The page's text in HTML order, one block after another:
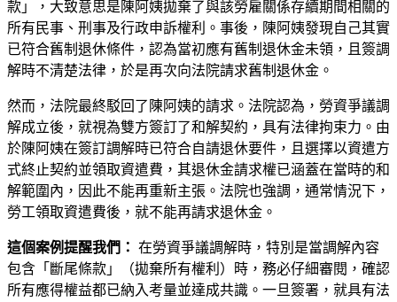
款」，大致意思是陳阿姨拋棄了與該勞雇關係存續期間相關的
所有民事、刑事及行政申訴權利。事後，陳阿姨發現自己其實
已符合舊制退休條件，認為當初應有舊制退休金未領，且簽調
解時不清楚法律，於是再次向法院請求舊制退休金。
然而，法院最終駁回了陳阿姨的請求。法院認為，勞資爭議調
解成立後，就視為雙方簽訂了和解契約，具有法律拘束力。由
於陳阿姨在簽訂調解時已符合自請退休要件，且選擇以資遣方
式終止契約並領取資遣費，其退休金請求權已涵蓋在當時的和
解範圍內，因此不能再重新主張。法院也強調，通常情況下，
勞工領取資遣費後，就不能再請求退休金。
這個案例提醒我們： 在勞資爭議調解時，特別是當調解內容
包含「斷尾條款」（拋棄所有權利）時，務必仔細審閱，確認
所有應得權益都已納入考量並達成共識。一旦簽署，就具有法